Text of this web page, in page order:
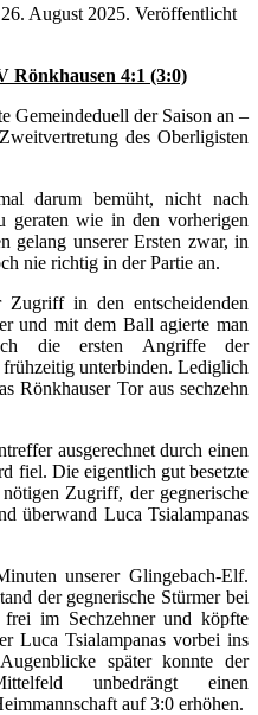
26. August 2025. Veröffentlicht
Rönkhausen 4:1 (3:0)
Gemeindeduell der Saison an –
des Oberligisten
darum bemüht, nicht nach
geraten wie in den vorherigen
gelang unserer Ersten zwar, in
nie richtig in der Partie an.
Zugriff in den entscheidenden
und mit dem Ball agierte man
die ersten Angriffe der
unterbinden. Lediglich
Rönkhauser Tor aus sechzehn
ausgerechnet durch einen
fiel. Die eigentlich gut besetzte
Zugriff, der gegnerische
überwand Luca Tsialampanas
unserer Glingebach-Elf.
der gegnerische Stürmer bei
im Sechzehner und köpfte
Luca Tsialampanas vorbei ins
später konnte der
unbedrängt einen
auf 3:0 erhöhen.